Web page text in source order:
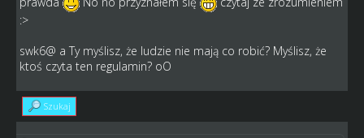
:>
swk6@ a Ty myślisz, że ludzie nie mają co robić? Myślisz, że
ktoś czyta ten regulamin? oO
Szukaj